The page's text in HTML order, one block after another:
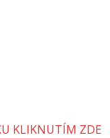
KLIKNUTÍM ZDE